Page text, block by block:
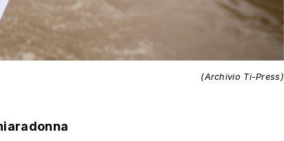
(Archivio Ti-Press)